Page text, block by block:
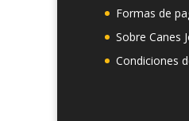
Formas de
Sobre Canes
Condiciones